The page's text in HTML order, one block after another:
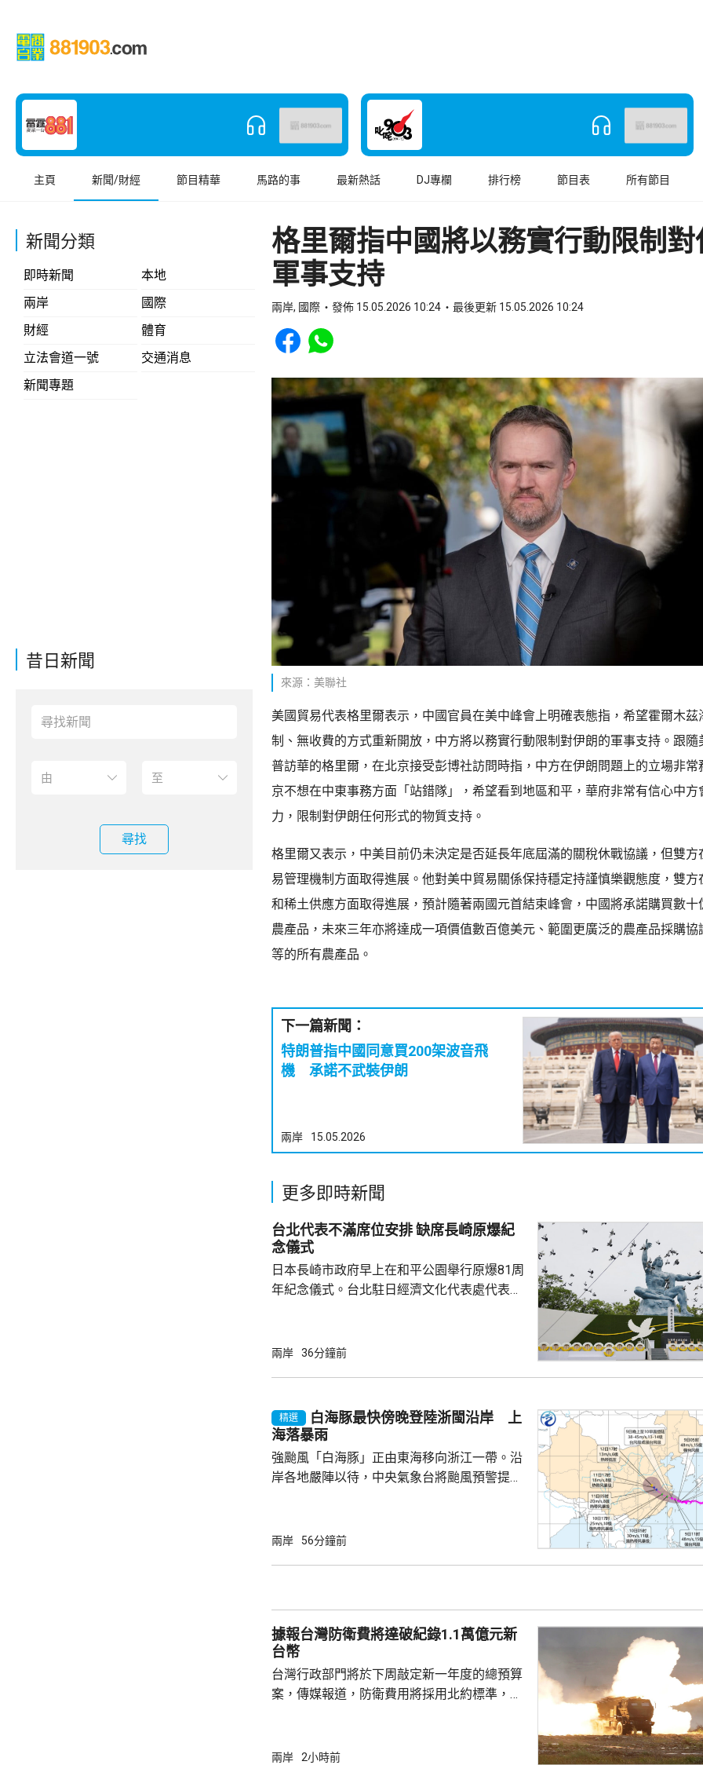
主頁 新聞/財經 節目精華 馬路的事 最新熱話 DJ專欄 排行榜 節目表 所有節目
新聞分類
即時新聞
本地
兩岸
國際
財經
體育
立法會道一號
交通消息
新聞專題
昔日新聞
尋找
格里爾指中國將以務實行動限制
軍事支持
兩岸, 國際 發佈 15.05.2026 10:24 最後更新 15.05.2026 10:24
Share to Facebook
Share to WhatsApp
來源：美聯社
美國貿易代表格里爾表示，中國官員在美中峰會上明確表態指，希望霍爾木茲
制、無收費的方式重新開放，中方將以務實行動限制對伊朗的軍事支持。跟隨
普訪華的格里爾，在北京接受彭博社訪問時指，中方在伊朗問題上的立場非常
京不想在中東事務方面「站錯隊」，希望看到地區和平，華府非常有信心中方
力，限制對伊朗任何形式的物質支持。
格里爾又表示，中美目前仍未決定是否延長年底屆滿的關稅休戰協議，但雙方
易管理機制方面取得進展。他對美中貿易關係保持穩定持謹慎樂觀態度，雙方
和稀土供應方面取得進展，預計隨著兩國元首結束峰會，中國將承諾購買數十
農產品，未來三年亦將達成一項價值數百億美元、範圍更廣泛的農產品採購協
等的所有農產品。
下一篇新聞：
特朗普指中國同意買200架波音飛
機 承諾不武裝伊朗
兩岸 15.05.2026
更多即時新聞
台北代表不滿席位安排 缺席長崎原爆紀
念儀式
日本長崎市政府早上在和平公園舉行原爆81周
年紀念儀式。台北駐日經濟文化代表處代表李
在使節團區域外，刻意矮化台灣地位；代表處
兩岸 36分鐘前
精選
白海豚最快傍晚登陸浙閩沿岸 上
海落暴雨
強颱風「白海豚」正由東海移向浙江一帶。沿
岸各地嚴陣以待，中央氣象台將颱風預警提升
浙江舟山到福建福鼎一帶沿海登陸，登陸地點
經過的海域，預料風力會有13至14級，陣風
15至16級。杭州灣、浙江沿海、長...
兩岸 56分鐘前
據報台灣防衛費將達破紀錄1.1萬億元新
台幣
台灣行政部門將於下周敲定新一年度的總預算
案，傳媒報道，防衛費用將採用北約標準，佔
一。 防務主管部門的撥款佔預算最大部分、有
兩岸 2小時前